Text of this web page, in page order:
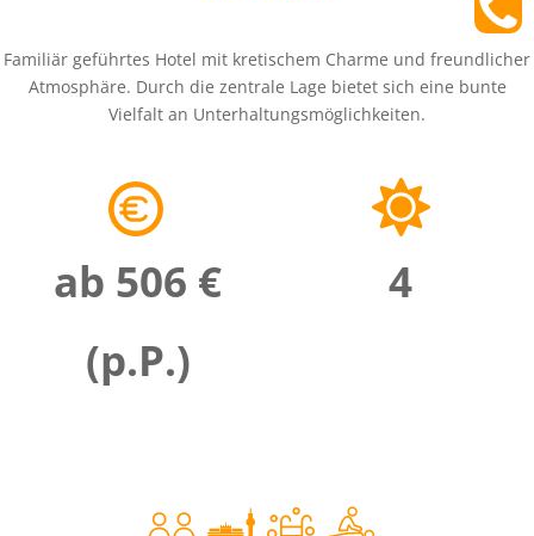
Familiär geführtes Hotel mit kretischem Charme und freundlicher
Atmosphäre. Durch die zentrale Lage bietet sich eine bunte
Vielfalt an Unterhaltungsmöglichkeiten.
ab 506 €
(p.P.)
4